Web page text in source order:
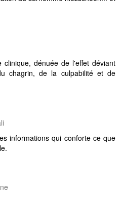
dénuée de l'effet déviant
chagrin, de la culpabilité et de
informations qui conforte ce que